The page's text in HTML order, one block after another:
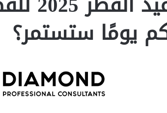
يومًا ستستمر؟